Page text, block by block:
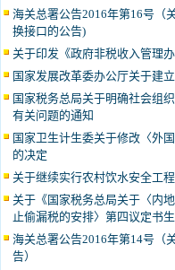
海关总署公告2016年第16号（
换接口的公告)
关于印发《政府非税收入管理
国家发展改革委办公厅关于建
国家税务总局关于明确社会组
有关问题的通知
国家卫生计生委关于修改〈外
的决定
关于继续实行农村饮水安全工
关于《国家税务总局关于〈内
止偷漏税的安排〉第四议定书
海关总署公告2016年第14号（
告）